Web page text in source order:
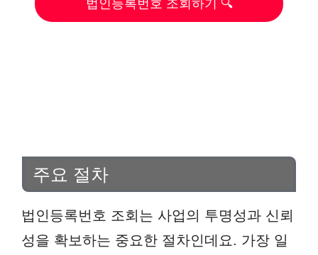
법인등록번호 조회하기 🔍
주요 절차
법인등록번호 조회는 사업의 투명성과 신뢰
성을 확보하는 중요한 절차인데요. 가장 일